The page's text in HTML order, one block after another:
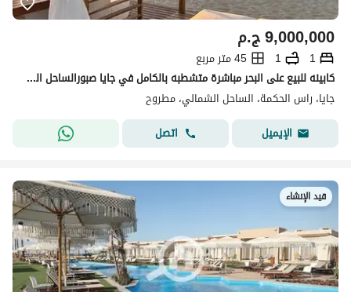
ج.م9,000,000
1
1
45 متر مربع
كابينه للبيع على البحر مباشرة متشطبه بالكامل في جايا صبورالساحل الشمالي
جايا، راس الحكمة، الساحل الشمالي، مطروح
الإيميل
اتصل
قيد الإنشاء